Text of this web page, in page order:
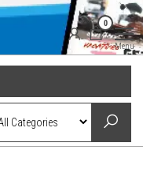
0
Menu